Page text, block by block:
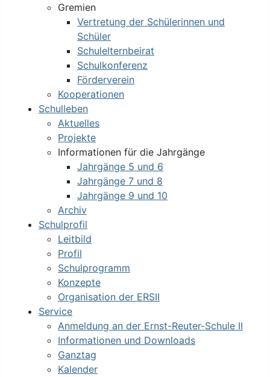
Gremien
Vertretung der Schülerinnen und
Schüler
Schulelternbeirat
Schulkonferenz
Förderverein
Kooperationen
Schulleben
Aktuelles
Projekte
Informationen für die Jahrgänge
Jahrgänge 5 und 6
Jahrgänge 7 und 8
Jahrgänge 9 und 10
Archiv
Schulprofil
Leitbild
Profil
Schulprogramm
Konzepte
Organisation der ERSII
Service
Anmeldung an der Ernst-Reuter-Schule II
Informationen und Downloads
Ganztag
Kalender